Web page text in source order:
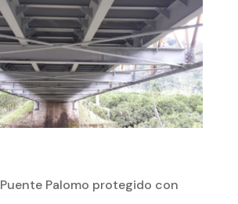
Puente Palomo protegido con